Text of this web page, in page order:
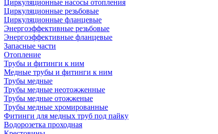
Циркуляционные насосы отопления
Циркуляционные резьбовые
Циркуляционные фланцевые
Энергоэффективные резьбовые
Энергоэффективные фланцевые
Запасные части
Отопление
Трубы и фитинги к ним
Медные трубы и фитинги к ним
Трубы медные
Трубы медные неотожженные
Трубы медные отожженые
Трубы медные хромированные
Фитинги для медных труб под пайку
Водорозетка проходная